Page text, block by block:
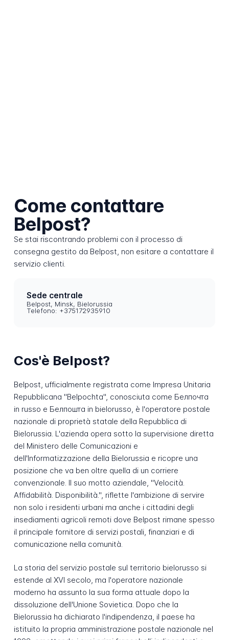
Come contattare
Belpost?
Se stai riscontrando problemi con il processo di
consegna gestito da Belpost, non esitare a contattare il
servizio clienti.
Sede centrale
Belpost, Minsk, Bielorussia
Telefono: +375172935910
Cos'è Belpost?
Belpost, ufficialmente registrata come Impresa Unitaria
Repubblicana "Belpochta", conosciuta come Белпочта
in russo e Белпошта in bielorusso, è l'operatore postale
nazionale di proprietà statale della Repubblica di
Bielorussia. L'azienda opera sotto la supervisione diretta
del Ministero delle Comunicazioni e
dell'Informatizzazione della Bielorussia e ricopre una
posizione che va ben oltre quella di un corriere
convenzionale. Il suo motto aziendale, "Velocità.
Affidabilità. Disponibilità.", riflette l'ambizione di servire
non solo i residenti urbani ma anche i cittadini degli
insediamenti agricoli remoti dove Belpost rimane spesso
il principale fornitore di servizi postali, finanziari e di
comunicazione nella comunità.
La storia del servizio postale sul territorio bielorusso si
estende al XVI secolo, ma l'operatore nazionale
moderno ha assunto la sua forma attuale dopo la
dissoluzione dell'Unione Sovietica. Dopo che la
Bielorussia ha dichiarato l'indipendenza, il paese ha
istituito la propria amministrazione postale nazionale nel